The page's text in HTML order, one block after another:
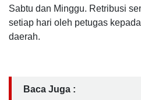
Sabtu dan Minggu. Retribusi
setiap hari oleh petugas
daerah.
Baca Juga :